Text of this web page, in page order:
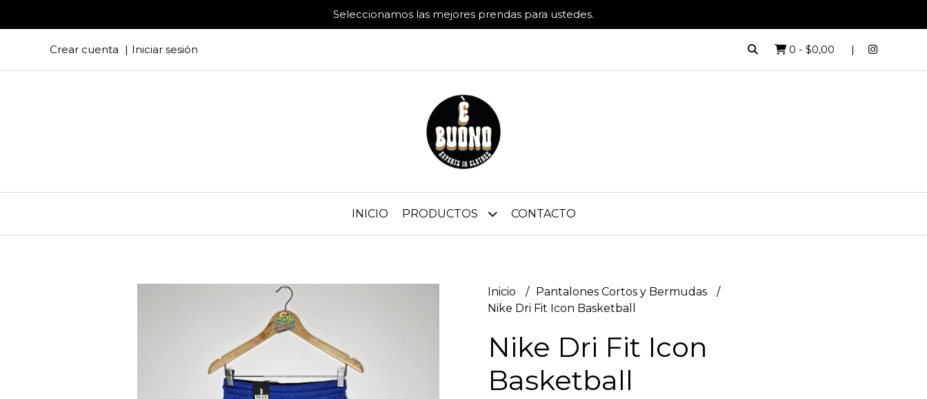
Seleccionamos las mejores prendas para ustedes.
Crear cuenta Iniciar sesión 0 - $0,00
INICIO PRODUCTOS CONTACTO
Inicio
Pantalones Cortos y Bermudas
Nike Dri Fit Icon Basketball
Nike Dri Fit Icon
Basketball